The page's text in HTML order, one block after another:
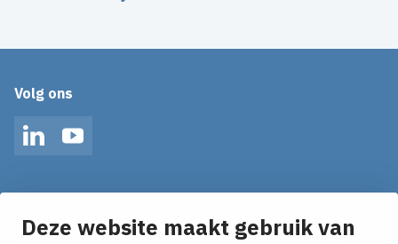
Deze website maakt gebruik van
Volg ons
LinkedInYouTube
Ontvang onze nieuws alerts in je mailbox!